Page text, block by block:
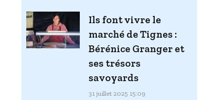
Ils font vivre le
marché de Tignes :
Bérénice Granger et
ses trésors
savoyards
31 juillet 2025 15:09